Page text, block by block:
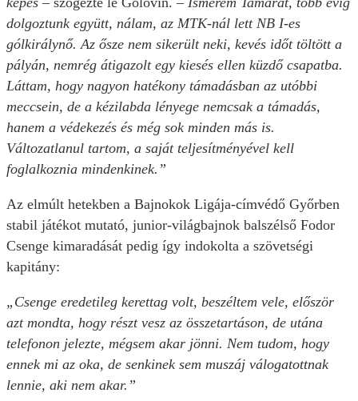
dolgoztunk együtt, nálam, az MTK-nál lett NB I-es
gólkirálynő. Az ősze nem sikerült neki, kevés időt töltött a
pályán, nemrég átigazolt egy kiesés ellen küzdő csapatba.
Láttam, hogy nagyon hatékony támadásban az utóbbi
meccsein, de a kézilabda lényege nemcsak a támadás,
hanem a védekezés és még sok minden más is.
Változatlanul tartom, a saját teljesítményével kell
foglalkoznia mindenkinek.”
Az elmúlt hetekben a Bajnokok Ligája-címvédő Győrben
stabil játékot mutató, junior-világbajnok balszélső Fodor
Csenge kimaradását pedig így indokolta a szövetségi
kapitány:
„Csenge eredetileg kerettag volt, beszéltem vele, először
azt mondta, hogy részt vesz az összetartáson, de utána
telefonon jelezte, mégsem akar jönni. Nem tudom, hogy
ennek mi az oka, de senkinek sem muszáj válogatottnak
lennie, aki nem akar.”